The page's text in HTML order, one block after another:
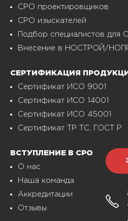
СРО проектировщиков
СРО изыскателей
Подбор специалистов для
Внесение в НОСТРОЙ/
СЕРТИФИКАЦИЯ
Сертификат ИСО 9001
Сертификат ИСО 14001
Сертификат ИСО 45001
Сертификат ТР ТС, ГОСТ Р
ВСТУПЛЕНИЕ В СРО
О нас
Наша команда
Аккредитации
Отзывы